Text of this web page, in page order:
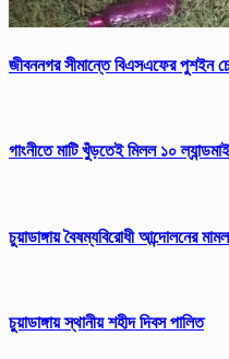
জীবননগর সীমান্তে বিএসএফের পুশইন
গাংনীতে মাটি খুঁড়তেই মিলল ১০
চুয়াডাঙ্গায় বৈষম্যবিরোধী আন্দোলনের
চুয়াডাঙ্গায় স্থানীয় শহীদ দিবস পা‌লিত